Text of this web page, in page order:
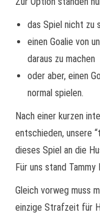
das Spiel nicht zu
einen Goalie von
daraus zu machen
oder aber, einen
normal spielen.
Nach einer kurzen
entschieden, unsere
dieses Spiel an die
Für uns stand
Gleich vorweg muss
einzige Strafzeit für